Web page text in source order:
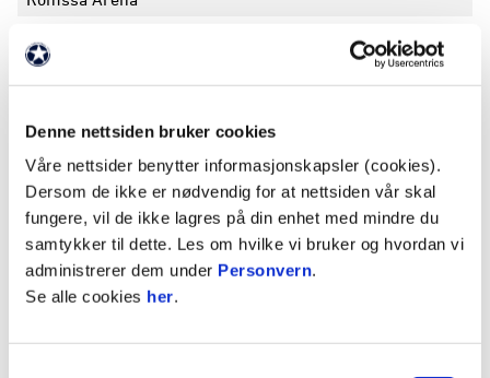
Denne nettsiden bruker cookies
Våre nettsider benytter informasjonskapsler (cookies).
Dersom de ikke er nødvendig for at nettsiden vår skal
fungere, vil de ikke lagres på din enhet med mindre du
samtykker til dette. Les om hvilke vi bruker og hvordan vi
administrerer dem under Personvern.
Se alle cookies her.
MARS 2026
26.03.14:00
#8
Granåsen Fotballhall
Treningskamper menn 2026, NFF Trøndelag -
2026
T ROSENBORG -VÅLERENGA (0-2)
22.03.14:30
#2
Lerkendal stadion
T MOLDE -ROSENBORG (2-0)